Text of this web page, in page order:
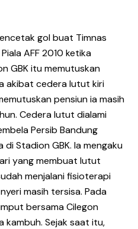
gol buat Timnas
AFF 2010 ketika
GBK itu memutuskan
akibat cedera lutut kiri
pensiun ia masih
Cedera lutut dialami
Persib Bandung
Stadion GBK. Ia mengaku
yang membuat lutut
menjalani fisioterapi
masih tersisa. Pada
bersama Cilegon
Sejak saat itu,